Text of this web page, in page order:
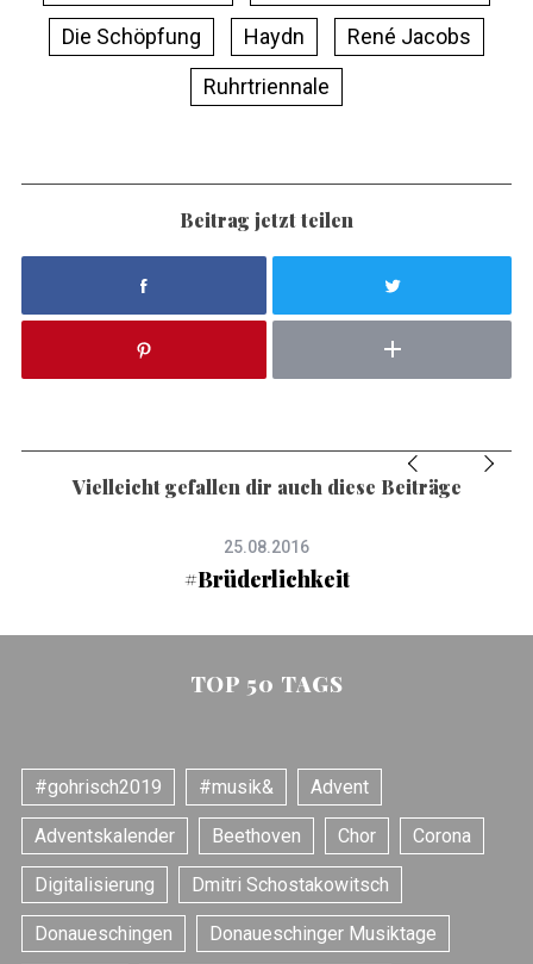
Die Schöpfung
Haydn
René Jacobs
Ruhrtriennale
Beitrag jetzt teilen
Vielleicht gefallen dir auch diese Beiträge
25.08.2016
#Brüderlichkeit
TOP 50 TAGS
#gohrisch2019 #musik& Advent
Adventskalender Beethoven Chor Corona
Digitalisierung Dmitri Schostakowitsch
Donaueschingen Donaueschinger Musiktage